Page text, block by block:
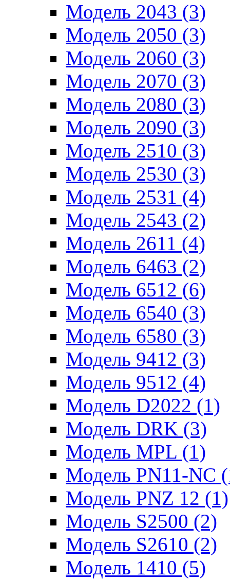
Модель 2043 (3)
Модель 2050 (3)
Модель 2060 (3)
Модель 2070 (3)
Модель 2080 (3)
Модель 2090 (3)
Модель 2510 (3)
Модель 2530 (3)
Модель 2531 (4)
Модель 2543 (2)
Модель 2611 (4)
Модель 6463 (2)
Модель 6512 (6)
Модель 6540 (3)
Модель 6580 (3)
Модель 9412 (3)
Модель 9512 (4)
Модель D2022 (1)
Модель DRK (3)
Модель MPL (1)
Модель PN11-NC
Модель PNZ 12 (1)
Модель S2500 (2)
Модель S2610 (2)
Модель 1410 (5)